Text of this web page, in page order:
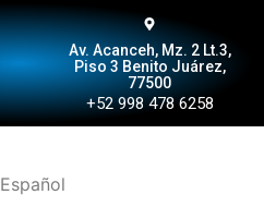
Av. Acanceh, Mz. 2 Lt.3,
Piso 3 Benito Juárez,
77500
+52 998 478 6258
Español